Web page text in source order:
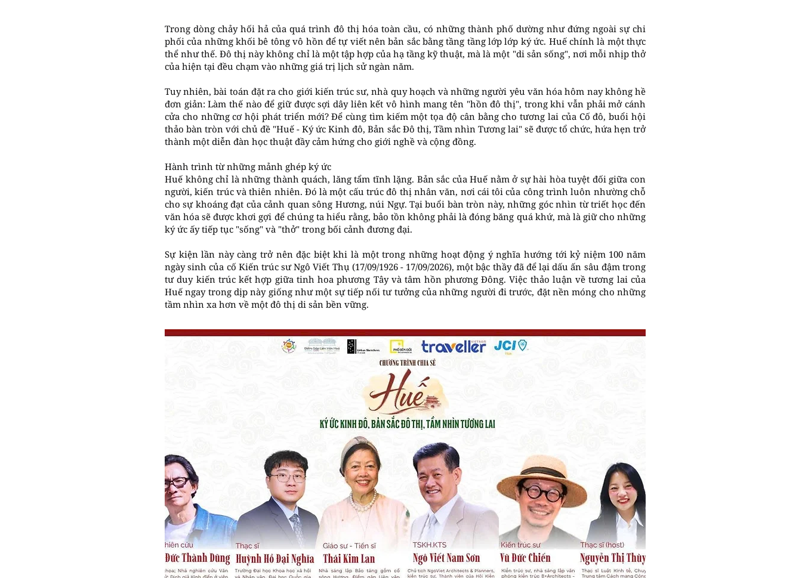
Trong dòng chảy hối hả của quá trình đô thị hóa toàn cầu, có những thành phố dường như đứng ngoài sự chi
phối của những khối bê tông vô hồn để tự viết nên bản sắc bằng tầng tầng lớp lớp ký ức. Huế chính là một thực
thể như thế. Đô thị này không chỉ là một tập hợp của hạ tầng kỹ thuật, mà là một "di sản sống", nơi mỗi nhịp thở
của hiện tại đều chạm vào những giá trị lịch sử ngàn năm.
Tuy nhiên, bài toán đặt ra cho giới kiến trúc sư, nhà quy hoạch và những người yêu văn hóa hôm nay không hề
đơn giản: Làm thế nào để giữ được sợi dây liên kết vô hình mang tên "hồn đô thị", trong khi vẫn phải mở cánh
cửa cho những cơ hội phát triển mới? Để cùng tìm kiếm một tọa độ cân bằng cho tương lai của Cố đô, buổi hội
thảo bàn tròn với chủ đề "Huế - Ký ức Kinh đô, Bản sắc Đô thị, Tầm nhìn Tương lai" sẽ được tổ chức, hứa hẹn trở
thành một diễn đàn học thuật đầy cảm hứng cho giới nghề và cộng đồng.
Hành trình từ những mảnh ghép ký ức
Huế không chỉ là những thành quách, lăng tẩm tĩnh lặng. Bản sắc của Huế nằm ở sự hài hòa tuyệt đối giữa con
người, kiến trúc và thiên nhiên. Đó là một cấu trúc đô thị nhân văn, nơi cái tôi của công trình luôn nhường chỗ
cho sự khoáng đạt của cảnh quan sông Hương, núi Ngự. Tại buổi bàn tròn này, những góc nhìn từ triết học đến
văn hóa sẽ được khơi gợi để chúng ta hiểu rằng, bảo tồn không phải là đóng băng quá khứ, mà là giữ cho những
ký ức ấy tiếp tục "sống" và "thở" trong bối cảnh đương đại.
Sự kiện lần này càng trở nên đặc biệt khi là một trong những hoạt động ý nghĩa hướng tới kỷ niệm 100 năm
ngày sinh của cố Kiến trúc sư Ngô Viết Thụ (17/09/1926 - 17/09/2026), một bậc thầy đã để lại dấu ấn sâu đậm trong
tư duy kiến trúc kết hợp giữa tinh hoa phương Tây và tâm hồn phương Đông. Việc thảo luận về tương lai của
Huế ngay trong dịp này giống như một sự tiếp nối tư tưởng của những người đi trước, đặt nền móng cho những
tầm nhìn xa hơn về một đô thị di sản bền vững.